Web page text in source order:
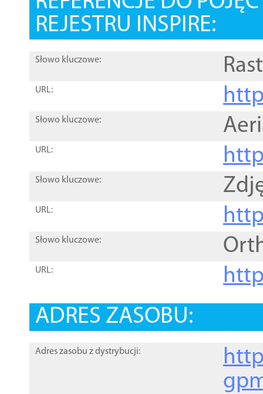
REJESTRU INSPIRE:
Słowo kluczowe:
URL:
Słowo kluczowe:
URL:
Słowo kluczowe:
URL:
Słowo kluczowe:
URL:
ADRES ZASOBU:
Adres zasobu z dystrybucji: